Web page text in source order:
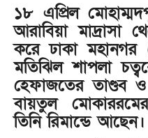
১৮ এপ্রিল
আরাবিয়া মাদ্রাসা
করে ঢাকা মহানগর
মতিঝিল শাপলা
হেফাজতের তাণ্ডব
বায়তুল
তিনি রিমান্ডে আছেন।